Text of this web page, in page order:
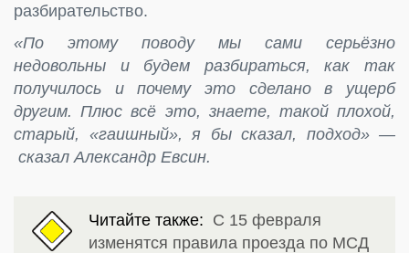
разбирательство.
«По этому поводу мы сами серьёзно
недовольны и будем разбираться, как так
получилось и почему это сделано в ущерб
другим. Плюс всё это, знаете, такой плохой,
старый, «гаишный», я бы сказал, подход» —
сказал Александр Евсин.
Читайте также: С 15 февраля
изменятся правила проезда по МСД